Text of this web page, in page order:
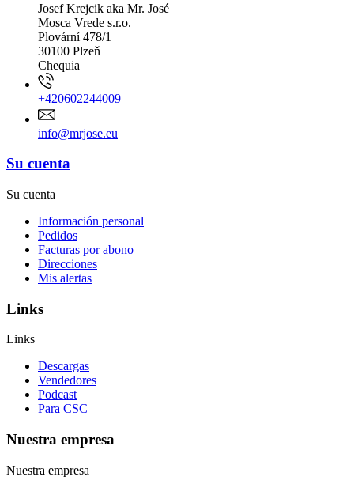
Josef Krejcik aka Mr. José
Mosca Vrede s.r.o.
Plovární 478/1
30100 Plzeň
Chequia
+420602244009
info@mrjose.eu
Su cuenta
Su cuenta
Información personal
Pedidos
Facturas por abono
Direcciones
Mis alertas
Links
Links
Descargas
Vendedores
Podcast
Para CSC
Nuestra empresa
Nuestra empresa